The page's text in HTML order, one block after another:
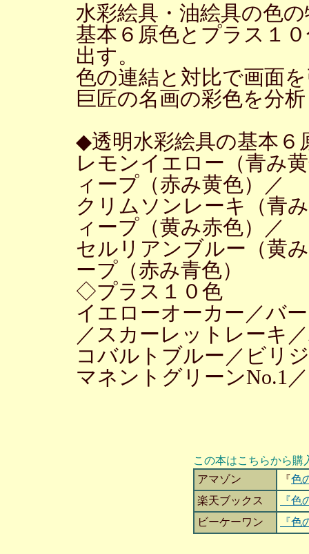
水彩絵具・油絵具の色
基本６原色とプラス１
出す。
色の連結と対比で画面
巨匠の名画の彩色を分
◆透明水彩絵具の基本６
レモンイエロー（青み
ィープ（赤み黄色）／
クリムソンレーキ（青
ィープ（黄み赤色）／
セルリアンブルー（黄
ープ（赤み青色）
◇プラス１０色
イエローオーカー／バ
／スカーレットレーキ
コバルトブルー／ビリ
マネントグリーンNo.1
この本はこちらから購
アマゾン
『色
楽天ブックス
『
ビーケーワン
『